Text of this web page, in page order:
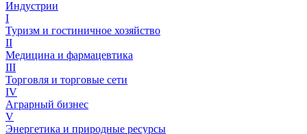
Индустрии
I
Туризм и гостиничное хозяйство
II
Медицина и фармацевтика
III
Торговля и торговые сети
IV
Аграрный бизнес
V
Энергетика и природные ресурсы